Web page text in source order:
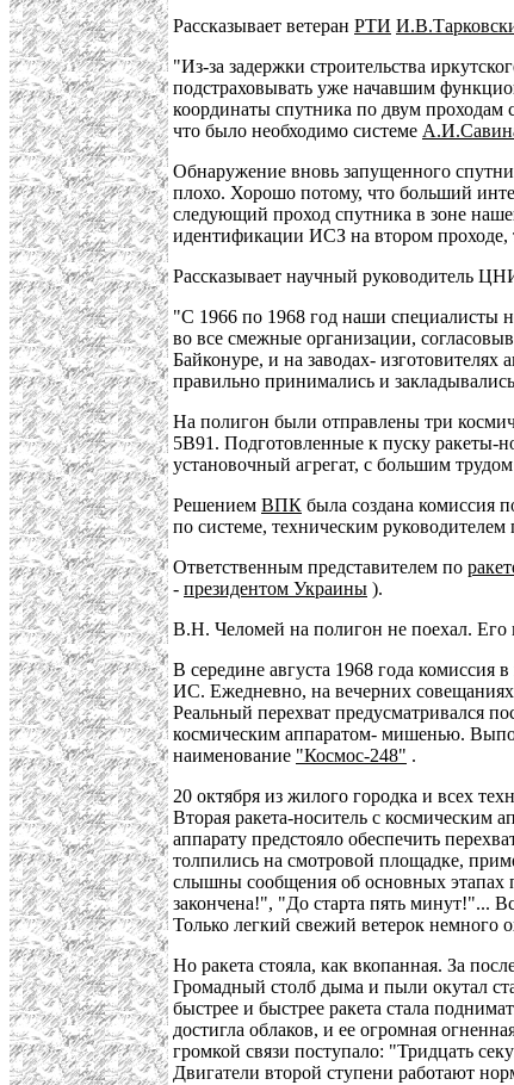
Рассказывает ветеран РТИ
"Из-за задержки строительства
подстраховывать уже начавшим
координаты спутника по двум проходам
что было необходимо системе
Обнаружение вновь запущенного
плохо. Хорошо потому, что больший
следующий проход спутника в зоне
идентификации ИСЗ на втором проходе,
Рассказывает научный руководитель
"С 1966 по 1968 год наши специалисты
во все смежные организации,
Байконуре, и на заводах-
правильно принимались и
На полигон были отправлены три
5В91. Подготовленные к пуску ракеты-
установочный агрегат, с большим
Решением ВПК была создана комиссия
по системе, техническим
Ответственным представителем по
- президентом Украины ).
В.Н. Челомей на полигон не поехал. Его
В середине августа 1968 года комиссия
ИС. Ежедневно, на вечерних
Реальный перехват предусматривался
космическим аппаратом- мишенью.
наименование "Космос-248" .
20 октября из жилого городка и всех
Вторая ракета-носитель с космическим
аппарату предстояло обеспечить
толпились на смотровой площадке,
слышны сообщения об основных этапах
закончена!", "До старта пять минут!"...
Только легкий свежий ветерок немного
Но ракета стояла, как вкопанная. За
Громадный столб дыма и пыли окутал
быстрее и быстрее ракета стала
достигла облаков, и ее огромная
громкой связи поступало: "Тридцать
Двигатели второй ступени работают